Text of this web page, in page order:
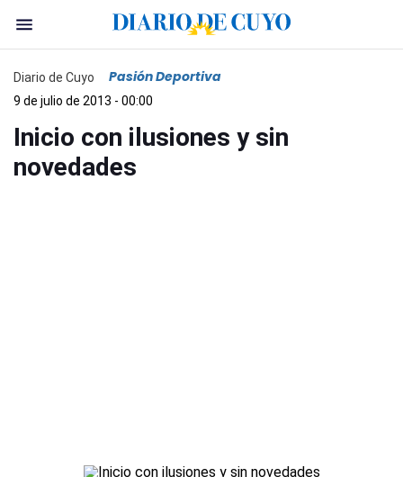
Diario de Cuyo Pasión Deportiva
9 de julio de 2013 - 00:00
Inicio con ilusiones y sin
novedades